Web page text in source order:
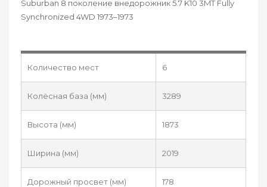
Suburban 8 поколение внедорожник 5.7 K10 3MT Fully
Synchronized 4WD 1973–1973
Количество мест 6
Колёсная база (мм) 3289
Высота (мм) 1873
Ширина (мм) 2019
Дорожный просвет (мм) 178